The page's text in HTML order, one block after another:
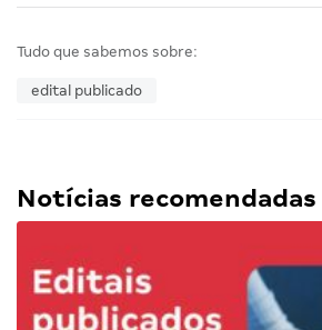
Tudo que sabemos sobre:
edital publicado
Notícias recomendadas